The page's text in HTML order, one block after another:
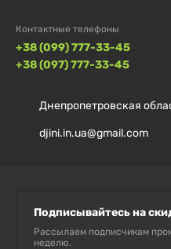
Контактные телефоны
+38 (099) 777-33-45
+38 (097) 777-33-45
Днепропетровская
djini.in.ua@gmail.com
Подписывайтесь на
Рассылаем подписчикам
неделю.